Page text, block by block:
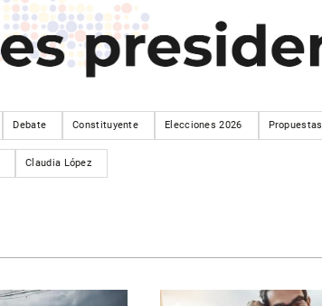
Debate Constituyente Elecciones 2026 Propuestas
Claudia López